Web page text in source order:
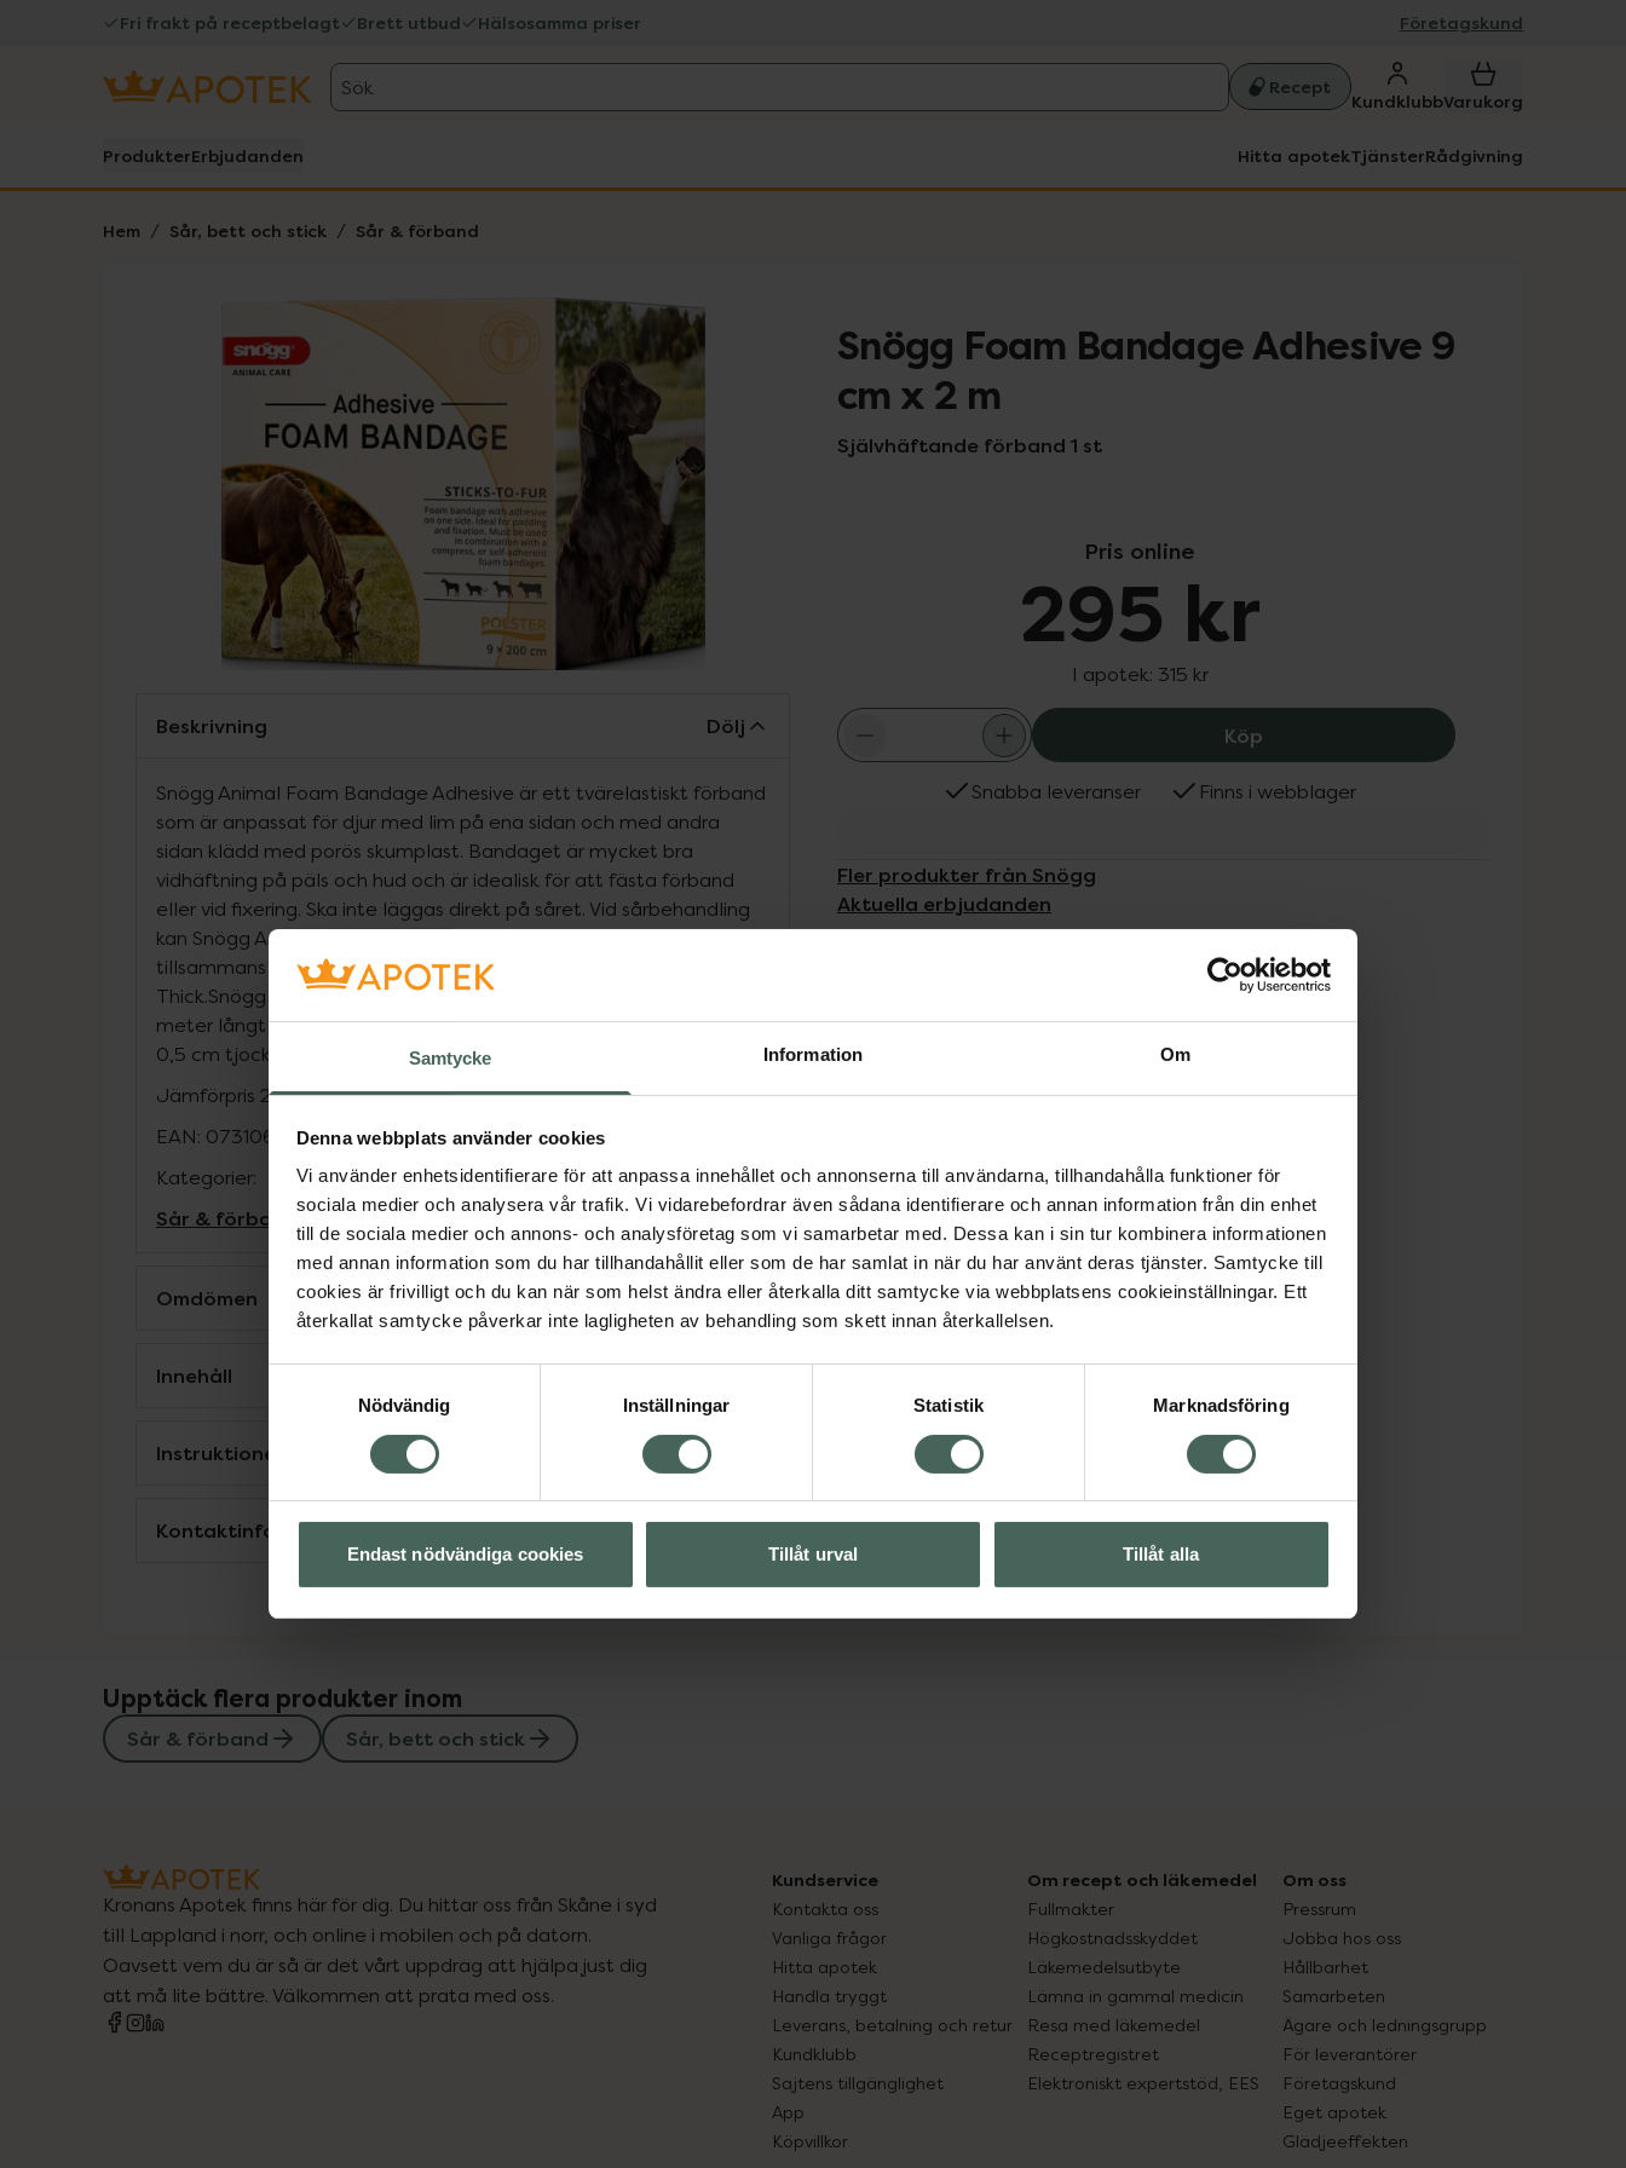
Samtycke Information Om
Denna webbplats använder cookies
Vi använder enhetsidentifierare för att anpassa innehållet och annonserna till användarna, tillhandahålla funktioner för
sociala medier och analysera vår trafik. Vi vidarebefordrar även sådana identifierare och annan information från din enhet
till de sociala medier och annons- och analysföretag som vi samarbetar med. Dessa kan i sin tur kombinera informationen
med annan information som du har tillhandahållit eller som de har samlat in när du har använt deras tjänster. Samtycke till
cookies är frivilligt och du kan när som helst ändra eller återkalla ditt samtycke via webbplatsens cookieinställningar. Ett
återkallat samtycke påverkar inte lagligheten av behandling som skett innan återkallelsen.
Nödvändig
Inställningar Statistik Marknadsföring
Endast nödvändiga cookies Tillåt urval Tillåt alla
Fri frakt på receptbelagt Brett utbud Hälsosamma priser Företagskund
Sök Recept
KundklubbVarukorg
ProdukterErbjudanden Hitta apotekTjänsterRådgivning
Hem Sår, bett och stick Sår & förband
Lista: . Innehåller 1 objekt.
Snögg Foam Bandage Adhesive 9
cm x 2 m
Självhäftande förband 1 st
Pris online
295 kr
I apotek: 315 kr
Köp Snögg Foam Bandage Adhesive 9
Snabba leveranser Finns i webblager
Fler produkter från Snögg
Aktuella erbjudanden
Beskrivning Dölj
Snögg Animal Foam Bandage Adhesive är ett tvärelastiskt förband
som är anpassat för djur med lim på ena sidan och med andra
sidan klädd med porös skumplast. Bandaget är mycket bra
vidhäftning på päls och hud och är idealisk för att fästa förband
eller vid fixering. Ska inte läggas direkt på såret. Vid sårbehandling
kan Snögg Animal Foam Bandage Adhesive med fördel användas
tillsammans med Snögg Animal Foam Bandage thin eller
Thick.Snögg Animal Foam Bandage Adhesive är 9 cm brett och 2
meter långt och kan klippas till önskad längd. Skumplastdynan är
0,5 cm tjockt.
Jämförpris 295 kr/st
EAN: 07310617310984
Kategorier:
Sår & förbandSår, bett och stick
Omdömen Visa
Innehåll
Instruktioner Visa
Kontaktinfo tillverkare Visa
Upptäck flera produkter inom
Sår & förband Sår, bett och stick
Kronans Apotek finns här för dig. Du hittar oss från Skåne i syd
till Lappland i norr, och online i mobilen och på datorn.
Oavsett vem du är så är det vårt uppdrag att hjälpa just dig
att må lite bättre. Välkommen att prata med oss.
Kundservice
Kontakta oss
Vanliga frågor
Hitta apotek
Handla tryggt
Leverans, betalning och retur
Kundklubb
Sajtens tillgänglighet
App
Köpvillkor
Om recept och läkemedel
Fullmakter
Högkostnadsskyddet
Läkemedelsutbyte
Lämna in gammal medicin
Resa med läkemedel
Receptregistret
Elektroniskt expertstöd, EES
Om oss
Pressrum
Jobba hos oss
Hållbarhet
Samarbeten
Ägare och ledningsgrupp
För leverantörer
Företagskund
Eget apotek
Glädjeeffekten